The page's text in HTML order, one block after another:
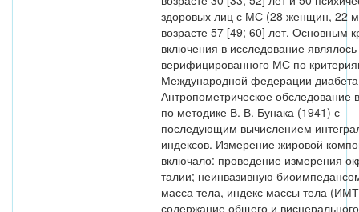
здоровых лиц с МС (28 женщин, 22
возрасте 57 [49; 60] лет. Основным
включения в исследование
верифицированного МС по
Международной федерации
Антропометрическое обследование
по методике В. В. Бунака (1941) с
последующим вычислением
индексов. Измерение жировой
включало: проведение измерения
талии; неинвазивную
масса тела, индекс массы тела
содержание общего и